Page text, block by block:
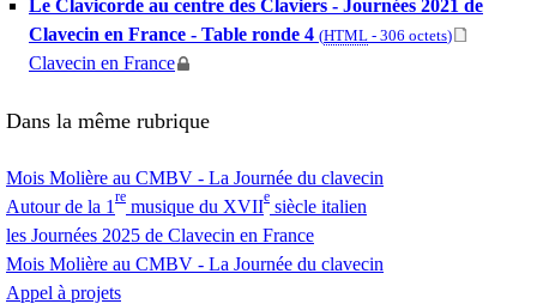
Le Clavicorde au centre des Claviers - Journées 2021 de
Clavecin en France - Table ronde 4 (HTML - 306 octets)
Clavecin en France
Dans la même rubrique
Mois Molière au CMBV - La Journée du clavecin
Autour de la 1
re
musique du XVII
e
siècle italien
les Journées 2025 de Clavecin en France
Mois Molière au CMBV - La Journée du clavecin
Appel à projets